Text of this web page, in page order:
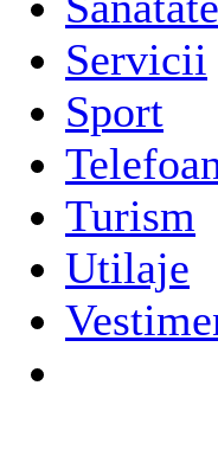
Servicii
Sport
Turism
Utilaje